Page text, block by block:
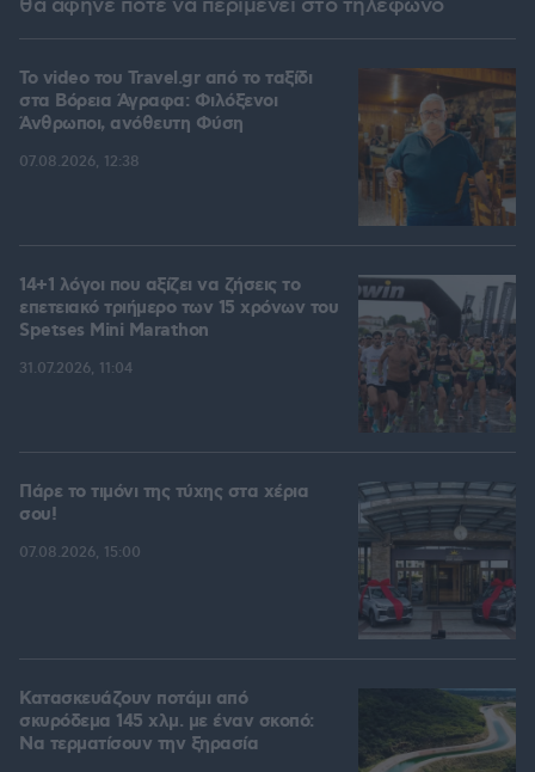
θα άφηνε ποτέ να περιμένει στο τηλέφωνο
To video του Travel.gr από το ταξίδι
στα Βόρεια Άγραφα: Φιλόξενοι
Άνθρωποι, ανόθευτη Φύση
07.08.2026, 12:38
14+1 λόγοι που αξίζει να ζήσεις το
επετειακό τριήμερο των 15 χρόνων του
Spetses Mini Marathon
31.07.2026, 11:04
Πάρε το τιμόνι της τύχης στα χέρια
σου!
07.08.2026, 15:00
Κατασκευάζουν ποτάμι από
σκυρόδεμα 145 χλμ. με έναν σκοπό:
Να τερματίσουν την ξηρασία